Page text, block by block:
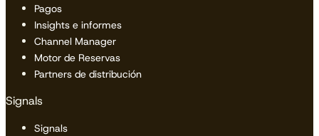
Pagos
Insights e informes
Channel Manager
Motor de Reservas
Partners de distribución
Signals
Signals